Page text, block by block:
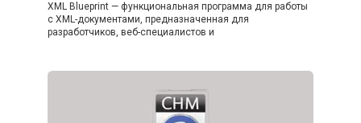
XML Blueprint — функциональная программа для работы
с XML-документами, предназначенная для
разработчиков, веб-специалистов и